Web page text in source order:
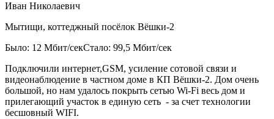
Иван Николаевич
Мытищи, коттеджный посёлок Вёшки-2
Было: 12 Мбит/секСтало: 99,5 Мбит/сек
Подключили интернет,GSM, усиление сотовой связи и
видеонаблюдение в частном доме в КП Вёшки-2. Дом очень
большой, но нам удалось покрыть сетью Wi-Fi весь дом и
прилегающий участок в единую сеть - за счет технологии
бесшовный WIFI.